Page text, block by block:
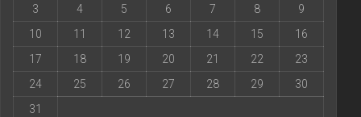
3
4 5 6 7 8
9
10
11 12 13 14 15
16
17
18 19 20 21 22
23
24
25 26 27 28 29
30
31